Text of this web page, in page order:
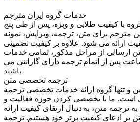
خدمات گروه ایران مترجم
با کیفیت طلایی و ویژه، پس از طی پنج
مترجم برای متن، ترجمه، ویرایش، نمونه
ارائه می شود. علاوه بر کیفیت تضمینی
ارسالی از مراحل مذکور، تمامی خدمات
گروه تا 24 ساعت پس از اتمام ترجمه دارای گارانتی می
باشند.
ترجمه تخصصی متن
و تنها گروه ارائه خدمات تخصصی ترجمه
است. ما با تخصصی کردن حوزه فعالیت و
ترجمه متن، به دنبال ارتقای کیفیت ارائه
بر ادعای کیفیت برتر خود هستیم. ترجمه